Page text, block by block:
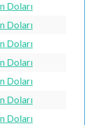
Doları
Doları
Doları
Doları
Doları
Doları
Doları